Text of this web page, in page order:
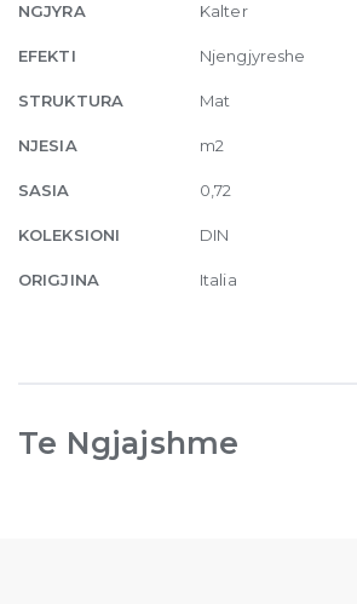
NGJYRA Kalter
EFEKTI Njengjyreshe
STRUKTURA Mat
NJESIA m2
SASIA 0,72
KOLEKSIONI DIN
ORIGJINA Italia
Te Ngjajshme